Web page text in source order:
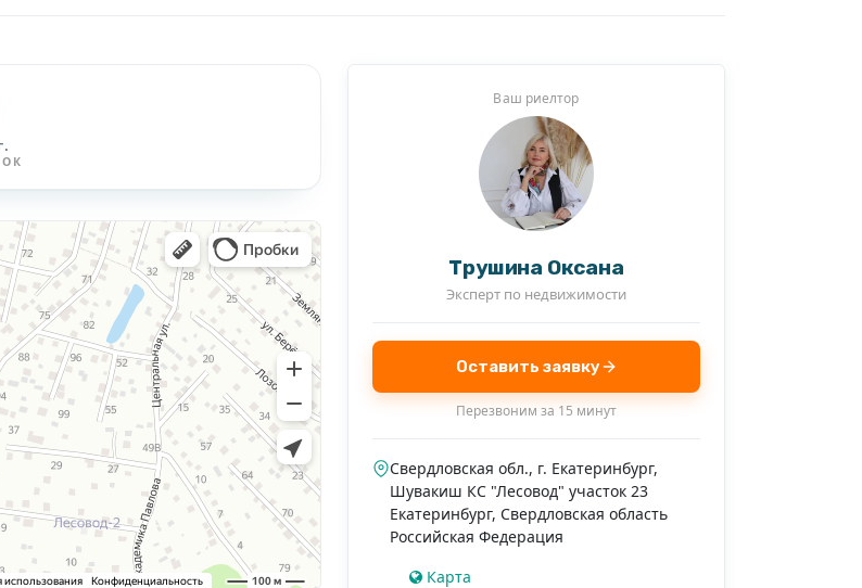
Ваш риелтор
Трушина Оксана
Эксперт по недвижимости
Оставить заявку
Перезвоним за 15 минут
Свердловская обл., г. Екатеринбург,
Шувакиш КС "Лесовод" участок 23
Екатеринбург, Свердловская область
Российская Федерация
Карта